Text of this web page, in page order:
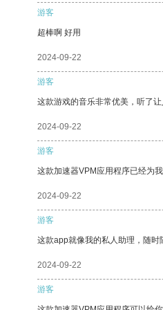
游客
超棒啊 好用
2024-09-22
游客
这款游戏的音乐非常优美，听了让
2024-09-22
游客
这款加速器VPM应用程序已经为
2024-09-22
游客
这款app就像我的私人助理，随时
2024-09-22
游客